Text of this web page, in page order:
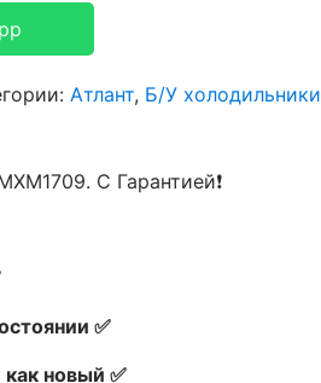
Атлант, Б/У холодильники
С Гарантией❗
✅
новый ✅